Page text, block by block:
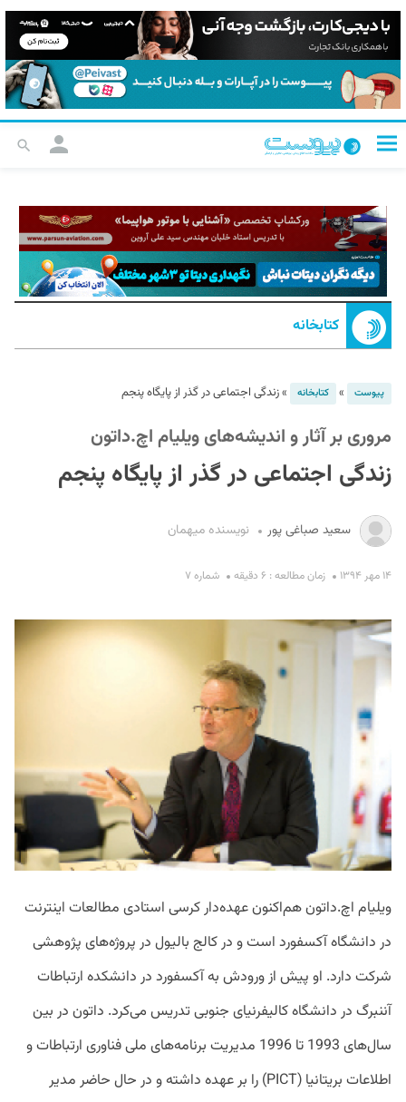
کتابخانه
پیوست » کتابخانه »زندگی اجتماعی در گذر از پایگاه پنجم
مروری بر آثار و اندیشه‌های ویلیام اچ‌.داتون
زندگی اجتماعی در گذر از پایگاه پنجم
سعید صباغی پور نویسنده میهمان
۱۴ مهر ۱۳۹۴ زمان مطالعه : ۶ دقیقه شماره ۷
ویلیام اچ.‌داتون هم‌اکنون عهده‌دار کرسی استادی مطالعات اینترنت
در دانشگاه آکسفورد است و در کالج بالیول در پروژه‌های پژوهشی
شرکت دارد. او پیش از ورودش به آکسفورد در دانشکده ارتباطات
آننبرگ در دانشگاه کالیفرنیای جنوبی تدریس می‌کرد. داتون در بین
سال‌های 1993 تا 1996 مدیریت برنامه‌های ملی فناوری ارتباطات و
اطلاعات بریتانیا (PICT) را بر عهده داشته و در حال حاضر مدیر